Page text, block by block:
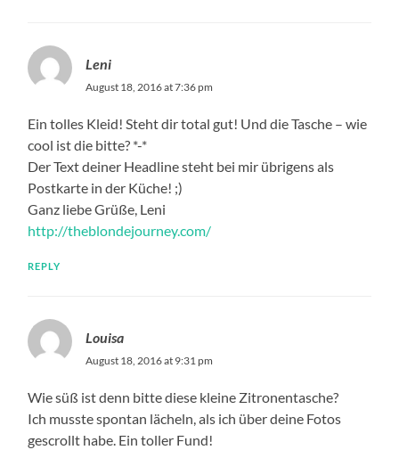
Leni
August 18, 2016 at 7:36 pm
Ein tolles Kleid! Steht dir total gut! Und die Tasche – wie
cool ist die bitte? *-*
Der Text deiner Headline steht bei mir übrigens als
Postkarte in der Küche! ;)
Ganz liebe Grüße, Leni
http://theblondejourney.com/
REPLY
Louisa
August 18, 2016 at 9:31 pm
Wie süß ist denn bitte diese kleine Zitronentasche?
Ich musste spontan lächeln, als ich über deine Fotos
gescrollt habe. Ein toller Fund!